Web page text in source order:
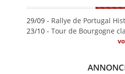
29/09 - Rallye de Portugal
23/10 - Tour de Bourgogne